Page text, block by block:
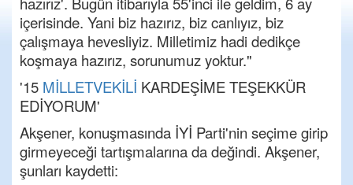
içerisinde. Yani biz hazırız, biz canlıyız, biz
çalışmaya hevesliyiz. Milletimiz hadi dedikçe
koşmaya hazırız, sorunumuz yoktur."
'15 MİLLETVEKİLİ KARDEŞİME TEŞEKKÜR
EDİYORUM'
Akşener, konuşmasında İYİ Parti'nin seçime girip
girmeyeceği tartışmalarına da değindi. Akşener,
şunları kaydetti: